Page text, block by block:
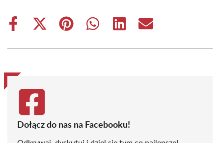
Share
Share
(Twitter)
Share
Share
Share
Share
Dołącz do nas na Facebooku!